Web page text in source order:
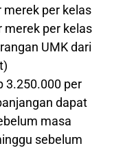
merek per kelas
merek per kelas
UMK dari
3.250.000 per
dapat
masa
sebelum